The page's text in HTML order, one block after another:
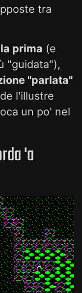
tra
prima (e
"guidata"),
"parlata"
l'illustre
un po' nel
'a